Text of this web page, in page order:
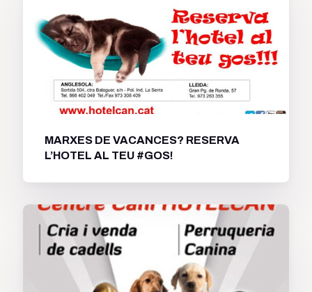
MARXES DE VACANCES? RESERVA
L’HOTEL AL TEU #GOS!